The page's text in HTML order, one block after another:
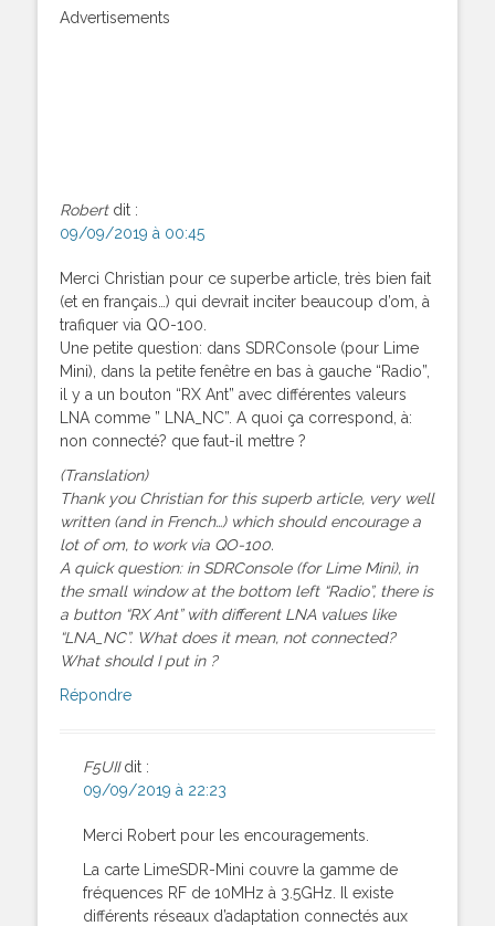
Advertisements
Robert dit :
09/09/2019 à 00:45
Merci Christian pour ce superbe article, très bien fait
(et en français…) qui devrait inciter beaucoup d’om, à
trafiquer via QO-100.
Une petite question: dans SDRConsole (pour Lime
Mini), dans la petite fenêtre en bas à gauche “Radio”,
il y a un bouton “RX Ant” avec différentes valeurs
LNA comme ” LNA_NC”. A quoi ça correspond, à:
non connecté? que faut-il mettre ?
(Translation)
Thank you Christian for this superb article, very well
written (and in French…) which should encourage a
lot of om, to work via QO-100.
A quick question: in SDRConsole (for Lime Mini), in
the small window at the bottom left “Radio”, there is
a button “RX Ant” with different LNA values like
“LNA_NC”. What does it mean, not connected?
What should I put in ?
Répondre
F5UII dit :
09/09/2019 à 22:23
Merci Robert pour les encouragements.
La carte LimeSDR-Mini couvre la gamme de
fréquences RF de 10MHz à 3.5GHz. Il existe
différents réseaux d’adaptation connectés aux